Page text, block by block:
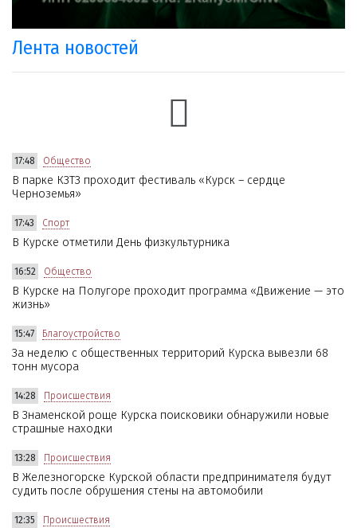
Лента новостей
17:48 Общество
В парке КЗТЗ проходит фестиваль «Курск – сердце
Черноземья»
17:43 Спорт
В Курске отметили День физкультурника
16:52 Общество
В Курске на Полугоре проходит программа «Движение — это
жизнь»
15:47 Благоустройство
За неделю с общественных территорий Курска вывезли 68
тонн мусора
14:28 Происшествия
В Знаменской роще Курска поисковики обнаружили новые
страшные находки
13:28 Происшествия
В Железногорске Курской области предпринимателя будут
судить после обрушения стены на автомобили
12:35 Происшествия